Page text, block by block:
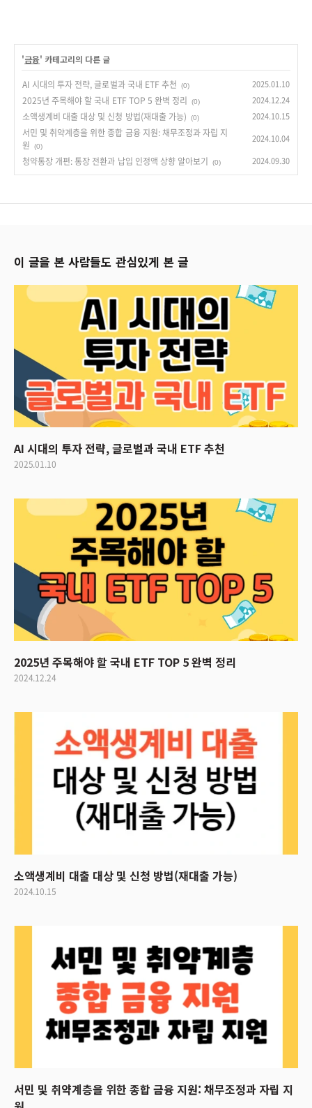
'금융' 카테고리의 다른 글
AI 시대의 투자 전략, 글로벌과 국내 ETF 추천 (0) 2025.01.10
2025년 주목해야 할 국내 ETF TOP 5 완벽 정리 (0) 2024.12.24
소액생계비 대출 대상 및 신청 방법(재대출 가능) (0) 2024.10.15
서민 및 취약계층을 위한 종합 금융 지원: 채무조정과 자립 지
원
(0)
2024.10.04
청약통장 개편: 통장 전환과 납입 인정액 상향 알아보기 (0) 2024.09.30
이 글을 본 사람들도 관심있게 본 글
AI 시대의 투자 전략, 글로벌과 국내 ETF 추천
2025.01.10
2025년 주목해야 할 국내 ETF TOP 5 완벽 정리
2024.12.24
소액생계비 대출 대상 및 신청 방법(재대출 가능)
2024.10.15
서민 및 취약계층을 위한 종합 금융 지원: 채무조정과 자립 지